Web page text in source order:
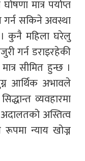
मात्र पर्याप्त
गर्न सकिने अवस्था
कुनै महिला घरेलु
गर्न डराइरहेकी
सीमित हुन्छ ।
आर्थिक अभावले
व्यवहारमा
अस्तित्व
न्याय खोज्न